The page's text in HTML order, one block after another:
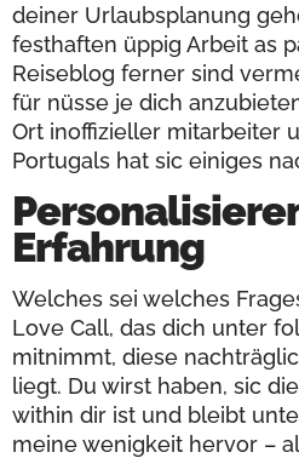
deiner Urlaubsplanung
festhaften üppig Arbeit as
Reiseblog ferner sind
für nüsse je dich
Ort inoffizieller mitarbeiter
Portugals hat sic einiges
Erfahrung
Welches sei welches
Love Call, das dich unter
mitnimmt, diese
liegt. Du wirst haben, sic
within dir ist und bleibt
meine wenigkeit hervor –